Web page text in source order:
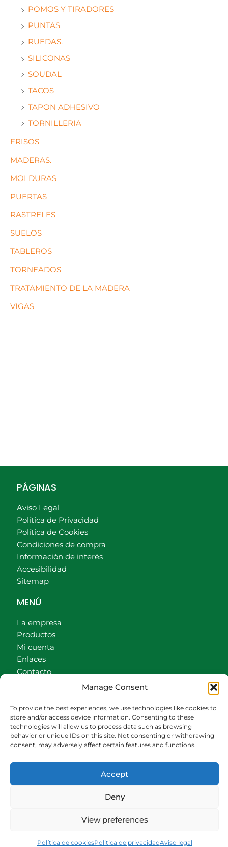
Manage Consent
To provide the best experiences, we use technologies like cookies to
store and/or access device information. Consenting to these
technologies will allow us to process data such as browsing
behavior or unique IDs on this site. Not consenting or withdrawing
consent, may adversely affect certain features and functions.
Accept
Deny
View preferences
Política de cookiesPolitica de privacidadAviso legal
POMOS Y TIRADORES
PUNTAS
RUEDAS.
SILICONAS
SOUDAL
TACOS
TAPON ADHESIVO
TORNILLERIA
FRISOS
MADERAS.
MOLDURAS
PUERTAS
RASTRELES
SUELOS
TABLEROS
TORNEADOS
TRATAMIENTO DE LA MADERA
VIGAS
PÁGINAS
Aviso Legal
Política de Privacidad
Política de Cookies
Condiciones de compra
Información de interés
Accesibilidad
Sitemap
MENÚ
La empresa
Productos
Mi cuenta
Enlaces
Contacto
CONTACTO
942540013
696426646
609472979
comercial@bediaycabarga.com
Fdez. Hontoria 20. Astillero. 39610 Cantabria
De lunes a viernes de 8:30 a 13:00 y de 15:00 a